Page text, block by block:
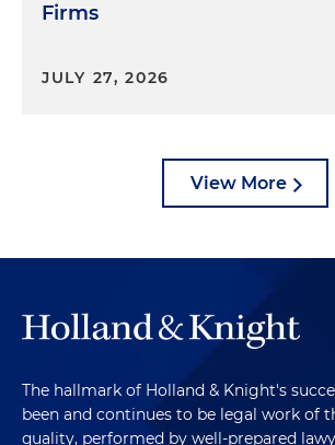
Firms
JULY 27, 2026
View More
The hallmark of Holland & Knight's
been and continues to be legal work of
quality, performed by well-prepared